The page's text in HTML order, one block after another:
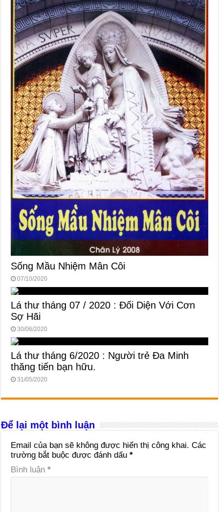
Sống Mầu Nhiệm Mân Côi
07/10/2020
Lá thư tháng 07 / 2020 : Đối Diện Với Cơn
Sợ Hãi
30/06/2020
Lá thư tháng 6/2020 : Người trẻ Đa Minh
thăng tiến bạn hữu.
31/05/2020
Để lại một bình luận
Email của bạn sẽ không được hiển thị công khai. Các
trường bắt buộc được đánh dấu*
Bình luận*